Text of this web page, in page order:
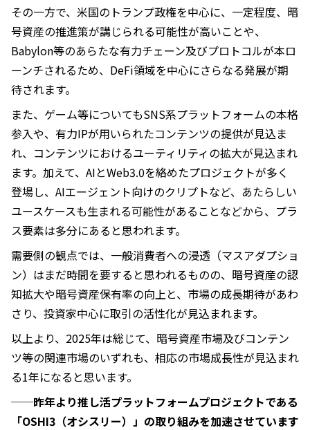
その一方で、米国のトランプ政権を中心に、一定程度、暗
号資産の推進策が講じられる可能性が高いことや、
Babylon等のあらたな有力チェーン及びプロトコルが本ロ
ーンチされるため、DeFi領域を中心にさらなる発展が期
待されます。
また、ゲーム等についてもSNS系プラットフォームの本格
参入や、有力IPが用いられたコンテンツの提供が見込ま
れ、コンテンツにおけるユーティリティの拡大が見込まれ
ます。加えて、AIとWeb3.0を絡めたプロジェクトが多く
登場し、AIエージェント向けのクリプトなど、あたらしい
ユースケースも生まれる可能性があることなどから、プラ
ス要素は多分にあると思われます。
需要側の観点では、一般消費者への浸透（マスアダプショ
ン）はまだ時間を要すると思われるものの、暗号資産の認
知拡大や暗号資産保有率の向上と、市場の成長期待があわ
さり、投資家中心に取引の活性化が見込まれます。
以上より、2025年は総じて、暗号資産市場及びコンテン
ツ等の関連市場のいずれも、相応の市場成長性が見込まれ
る1年になると思います。
──昨年より推し活プラットフォームプロジェクトである
「OSHI3（オシスリー）」の取り組みを加速させています